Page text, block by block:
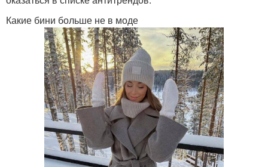
Какие бини больше не в моде